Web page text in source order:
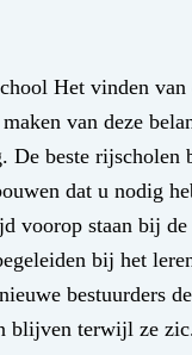
Het vinden
van deze
De beste
dat u nodig
voorop staan bij
bij het
bestuurders
blijven terwijl ze